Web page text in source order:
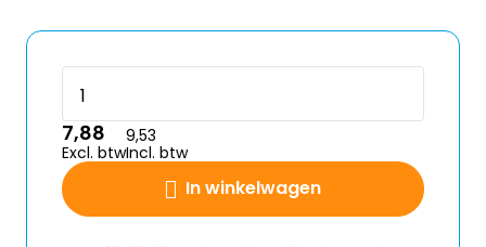
In winkelwagen
7,88
Excl. btw
9,53
Incl. btw